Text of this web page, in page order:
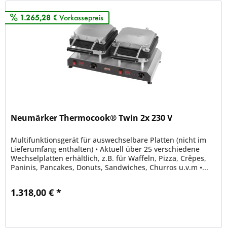
1.265,28 € Vorkassepreis
Neumärker Thermocook® Twin 2x 230 V
Multifunktionsgerät für auswechselbare Platten (nicht im
Lieferumfang enthalten) • Aktuell über 25 verschiedene
Wechselplatten erhältlich, z.B. für Waffeln, Pizza, Crêpes,
Paninis, Pancakes, Donuts, Sandwiches, Churros u.v.m •...
1.318,00 € *